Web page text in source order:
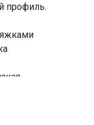
профиль.